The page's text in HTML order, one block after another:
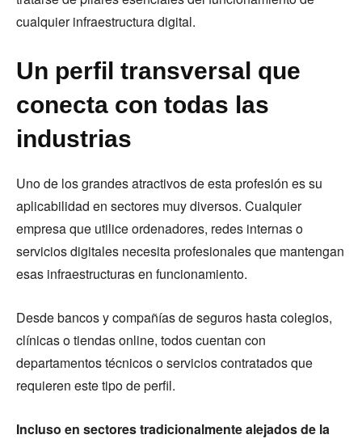
cualquier infraestructura digital.
Un perfil transversal que
conecta con todas las
industrias
Uno de los grandes atractivos de esta profesión es su
aplicabilidad en sectores muy diversos. Cualquier
empresa que utilice ordenadores, redes internas o
servicios digitales necesita profesionales que mantengan
esas infraestructuras en funcionamiento.
Desde bancos y compañías de seguros hasta colegios,
clínicas o tiendas online, todos cuentan con
departamentos técnicos o servicios contratados que
requieren este tipo de perfil.
Incluso en sectores tradicionalmente alejados de la